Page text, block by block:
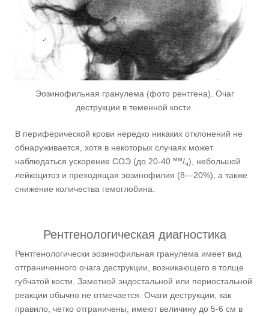
Эозинофильная гранулема (фото рентгена). Очаг
деструкции в теменной кости.
В периферической крови нередко никаких отклонений не
обнаруживается, хотя в некоторых случаях может
наблюдаться ускорение СОЭ (до 20-40 мм/ч), небольшой
лейкоцитоз и преходящая эозинофилия (8—20%), а также
снижение количества гемоглобина.
Рентгенологическая диагностика
Рентгенологически эозинофильная гранулема имеет вид
отграниченного очага деструкции, возникающего в толще
губчатой кости. Заметной эндостальной или периостальной
реакции обычно не отмечается. Очаги деструкции, как
правило, четко отграничены, имеют величину до 5-6 см в